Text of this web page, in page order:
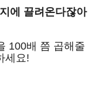
에 끌려온다잖아
100배 쯤 곱해줄
세요!